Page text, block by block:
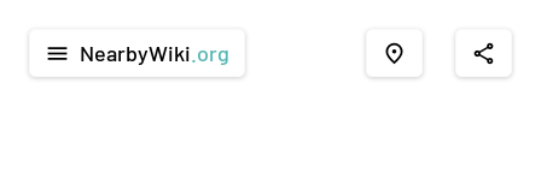
menu NearbyWiki .org place share